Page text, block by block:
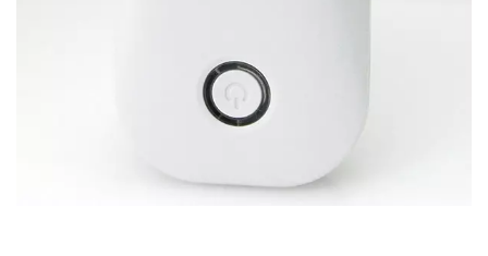
СТОЙКУ | AHOKU
ELECTRONIC COMPANY